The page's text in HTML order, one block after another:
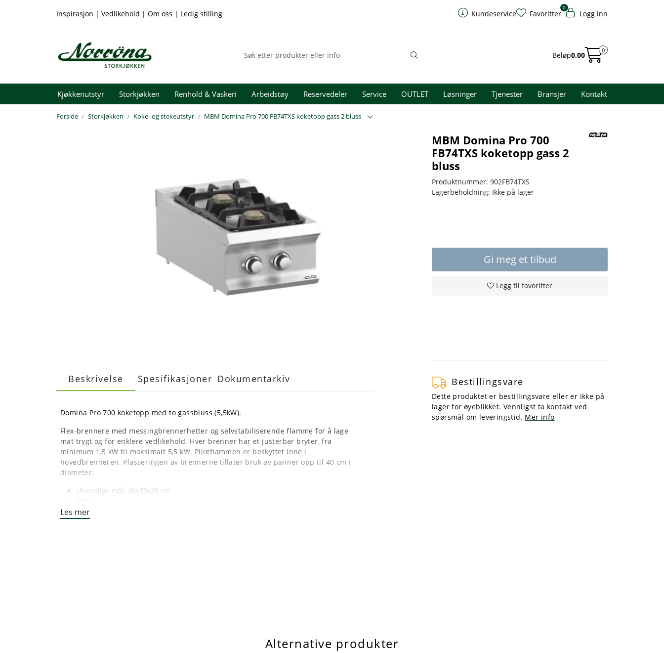
Inspirasjon | Vedlikehold | Om oss | Ledig stilling Kundeservice
0
Favoritter Logg inn
Beløp0,00
0
Kjøkkenutstyr Storkjøkken Renhold & Vaskeri Arbeidstøy Reservedeler Service OUTLET Løsninger Tjenester Bransjer Kontakt
Forside Storkjøkken Koke- og stekeutstyr MBM Domina Pro 700 FB74TXS koketopp gass 2 bluss
MBM Domina Pro 700
FB74TXS koketopp gass 2
bluss
Produktnummer: 902FB74TXS
Lagerbeholdning: Ikke på lager
Gi meg et tilbud
Legg til favoritter
Beskrivelse Spesifikasjoner Dokumentarkiv
Domina Pro 700 koketopp med to gassbluss (5,5kW).
Flex-brennere med messingbrennerhetter og selvstabiliserende flamme for å lage
mat trygt og for enklere vedlikehold. Hver brenner har et justerbar bryter, fra
minimum 1,5 kW til maksimalt 5,5 kW. Pilotflammen er beskyttet inne i
hovedbrenneren. Plasseringen av brennerne tillater bruk av panner opp til 40 cm i
diameter.
Utvendige mål: 40x73x25 cm
Total effekt: 11 kW
Les mer
Bestillingsvare
Dette produktet er bestillingsvare eller er ikke på
lager for øyeblikket. Vennligst ta kontakt ved
spørsmål om leveringstid. Mer info
Alternative produkter